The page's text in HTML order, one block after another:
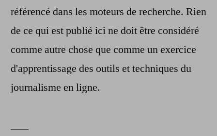
référencé dans les moteurs de recherche. Rien
de ce qui est publié ici ne doit être considéré
comme autre chose que comme un exercice
d'apprentissage des outils et techniques du
journalisme en ligne.